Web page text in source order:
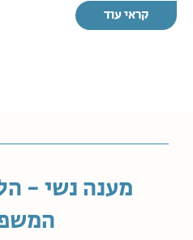
קראי עוד
מענה נשי -